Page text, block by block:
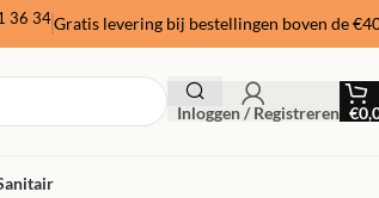
36 34Gratis levering bij bestellingen boven de
Inloggen / Registreren €